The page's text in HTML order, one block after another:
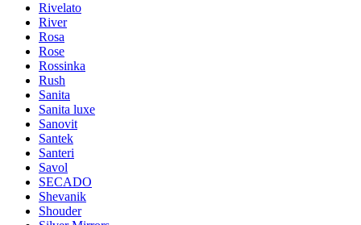
Rivelato
River
Rosa
Rose
Rossinka
Rush
Sanita
Sanita luxe
Sanovit
Santek
Santeri
Savol
SECADO
Shevanik
Shouder